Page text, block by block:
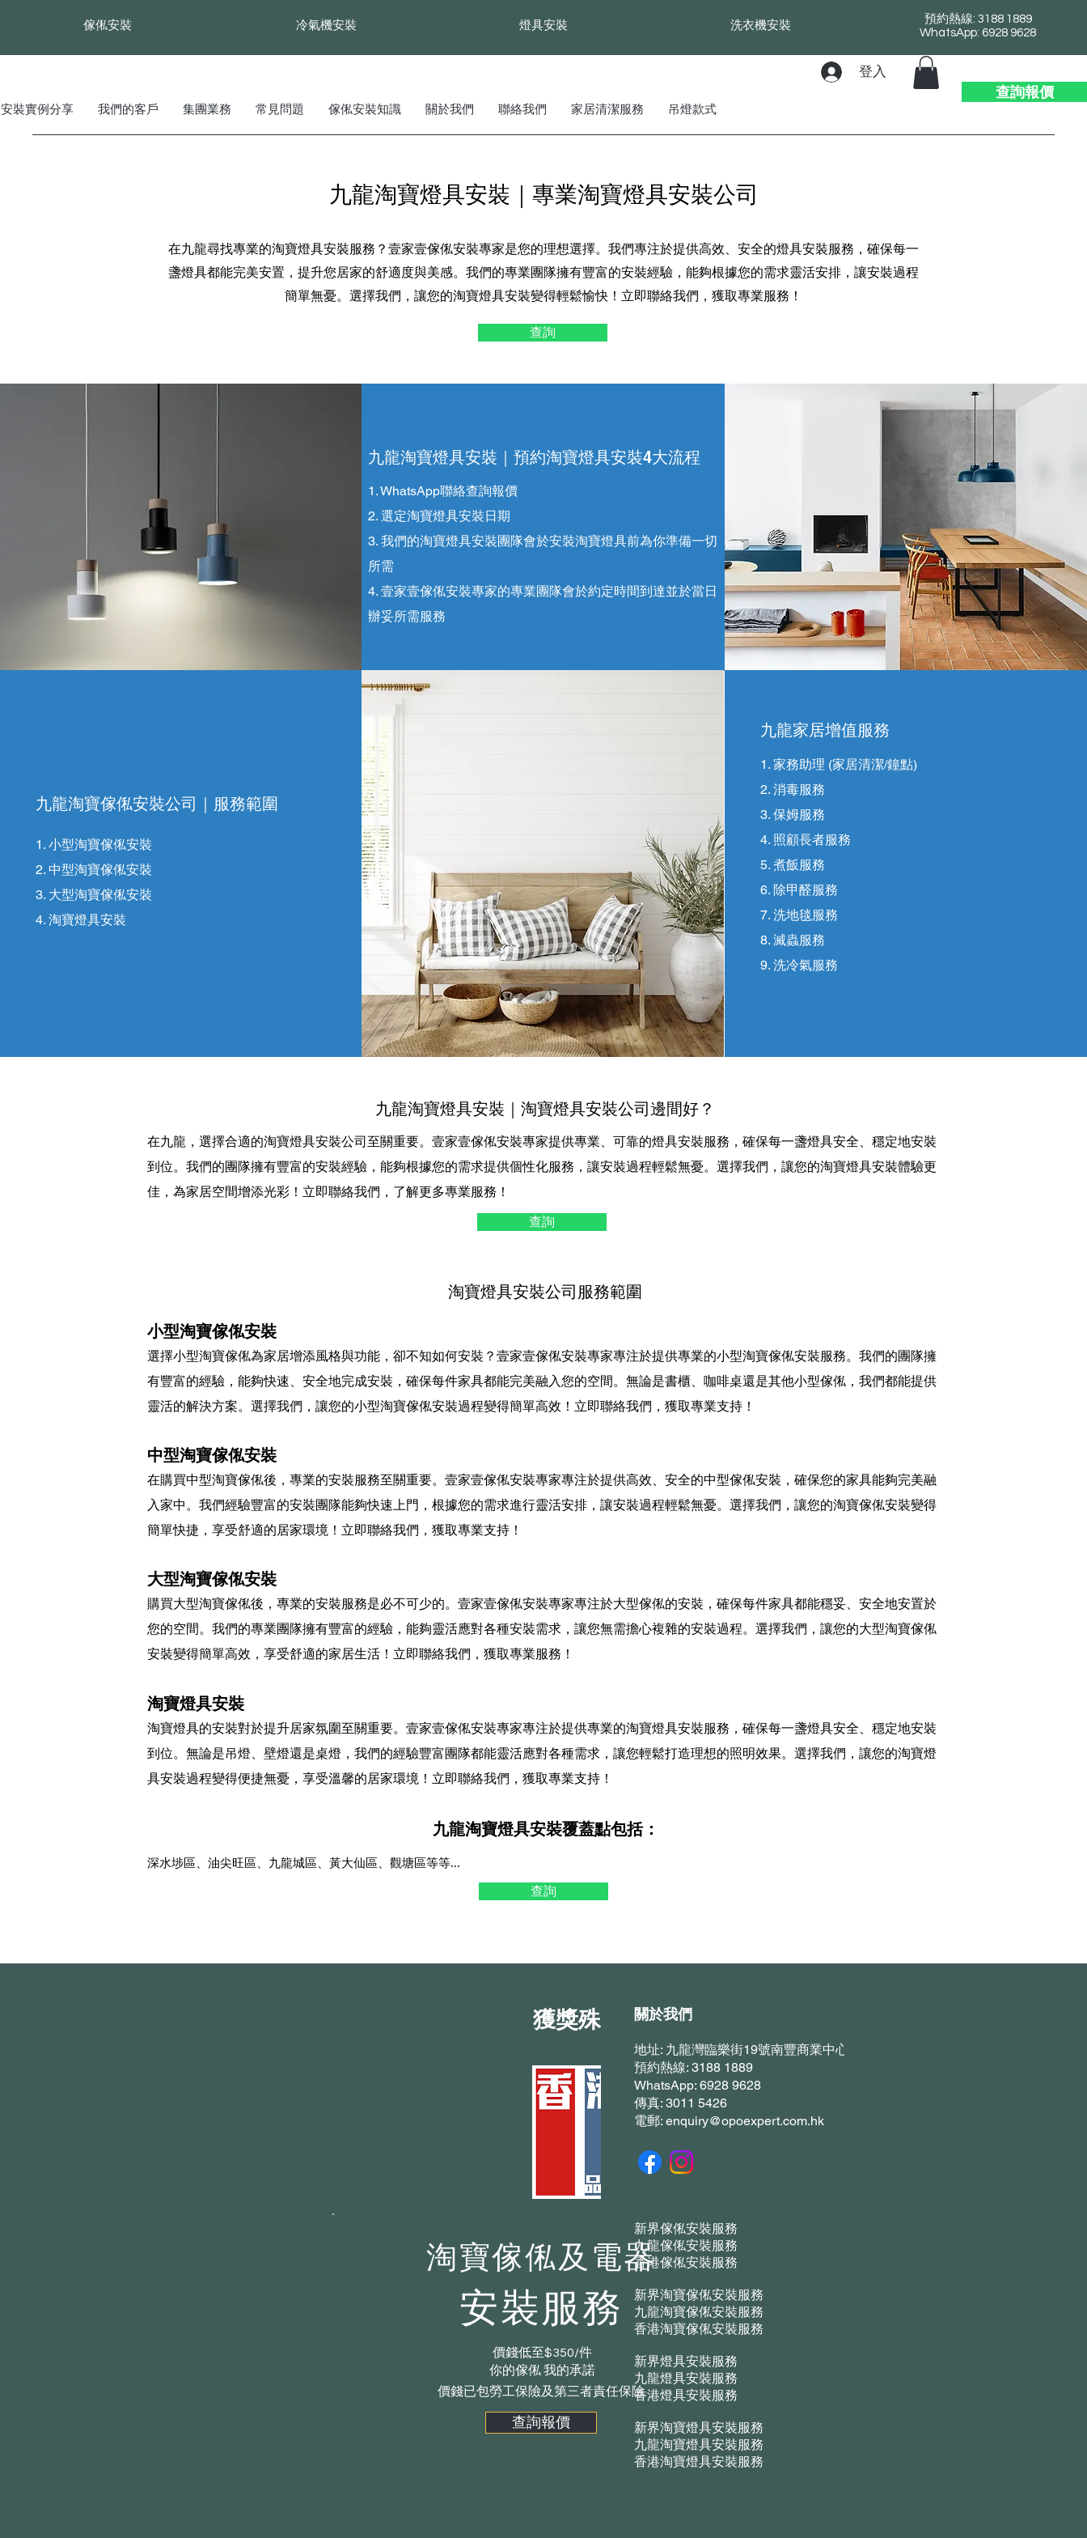
傢俬安裝 冷氣機安裝 燈具安裝 洗衣機安裝
預約熱線: 3188 1889
WhatsApp: 6928 9628
安裝實例分享 我們的客戶 集團業務 常見問題 傢俬安裝知識 關於我們 聯絡我們 家居清潔服務 吊燈款式
查詢報價
登入
九龍淘寶燈具安裝｜專業淘寶燈具安裝公司
在九龍尋找專業的淘寶燈具安裝服務？壹家壹傢俬安裝專家是您的理想選擇。我們專注於提供高效、安全的燈具安裝服務，確保每一
盞燈具都能完美安置，提升您居家的舒適度與美感。我們的專業團隊擁有豐富的安裝經驗，能夠根據您的需求靈活安排，讓安裝過程
簡單無憂。選擇我們，讓您的淘寶燈具安裝變得輕鬆愉快！立即聯絡我們，獲取專業服務！
查詢
九龍淘寶燈具安裝｜預約淘寶燈具安裝4大流程
1. WhatsApp聯絡查詢報價
2. 選定淘寶燈具安裝日期
3. 我們的淘寶燈具安裝團隊會於安裝淘寶燈具前為你準備一切
所需
4. ​壹家壹傢俬安裝專家的專業團隊會於約定時間到達並於當日
辦妥所需服務
九龍淘寶傢俬安裝公司｜ 服務範圍
1. 小型淘寶傢俬安裝
2. 中型淘寶傢俬安裝
3. 大型淘寶傢俬安裝
4. 淘寶燈具安裝
九龍家居增值服務
1. 家務助理 (家居清潔/鐘點)
2. 消毒服務
3. 保姆服務
4. 照顧長者服務
5. 煮飯服務
6. 除甲醛服務
7. 洗地毯服務
8. 滅蟲服務
9. 洗冷氣服務
九龍淘寶燈具安裝｜淘寶燈具安裝公司邊間好？
在九龍，選擇合適的淘寶燈具安裝公司至關重要。壹家壹傢俬安裝專家提供專業、可靠的燈具安裝服務，確保每一盞燈具安全、穩定地安裝
到位。我們的團隊擁有豐富的安裝經驗，能夠根據您的需求提供個性化服務，讓安裝過程輕鬆無憂。選擇我們，讓您的淘寶燈具安裝體驗更
佳，為家居空間增添光彩！立即聯絡我們，了解更多專業服務！
查詢
淘寶燈具安裝公司服務範圍
小型淘寶傢俬安裝
選擇小型淘寶傢俬為家居增添風格與功能，卻不知如何安裝？壹家壹傢俬安裝專家專注於提供專業的小型淘寶傢俬安裝服務。我們的團隊擁
有豐富的經驗，能夠快速、安全地完成安裝，確保每件家具都能完美融入您的空間。無論是書櫃、咖啡桌還是其他小型傢俬，我們都能提供
靈活的解決方案。選擇我們，讓您的小型淘寶傢俬安裝過程變得簡單高效！立即聯絡我們，獲取專業支持！
中型淘寶傢俬安裝
在購買中型淘寶傢俬後，專業的安裝服務至關重要。壹家壹傢俬安裝專家專注於提供高效、安全的中型傢俬安裝，確保您的家具能夠完美融
入家中。我們經驗豐富的安裝團隊能夠快速上門，根據您的需求進行靈活安排，讓安裝過程輕鬆無憂。選擇我們，讓您的淘寶傢俬安裝變得
簡單快捷，享受舒適的居家環境！立即聯絡我們，獲取專業支持！
大型淘寶傢俬安裝
購買大型淘寶傢俬後，專業的安裝服務是必不可少的。壹家壹傢俬安裝專家專注於大型傢俬的安裝，確保每件家具都能穩妥、安全地安置於
您的空間。我們的專業團隊擁有豐富的經驗，能夠靈活應對各種安裝需求，讓您無需擔心複雜的安裝過程。選擇我們，讓您的大型淘寶傢俬
安裝變得簡單高效，享受舒適的家居生活！立即聯絡我們，獲取專業服務！
淘寶燈具安裝
淘寶燈具的安裝對於提升居家氛圍至關重要。壹家壹傢俬安裝專家專注於提供專業的淘寶燈具安裝服務，確保每一盞燈具安全、穩定地安裝
到位。無論是吊燈、壁燈還是桌燈，我們的經驗豐富團隊都能靈活應對各種需求，讓您輕鬆打造理想的照明效果。選擇我們，讓您的淘寶燈
具安裝過程變得便捷無憂，享受溫馨的居家環境！立即聯絡我們，獲取專業支持！
九龍淘寶燈具安裝覆蓋點包括：
深水埗區、油尖旺區、九龍城區、黃大仙區、觀塘區等等...
查詢
​獲獎殊榮 關於我們
地址: 九龍灣臨樂街19號南豐商業中心916-917室
預約熱線: 3188 1889
WhatsApp: 6928 9628
傳真: 3011 5426
電郵: enquiry@opoexpert.com.hk
新界傢俬安裝服務
九龍傢俬安裝服務
香港傢俬安裝服務
新界淘寶傢俬安裝服務
九龍淘寶傢俬安裝服務
香港淘寶傢俬安裝服務
新界燈具安裝服務
九龍燈具安裝服務
香港燈具安裝服務
新界淘寶燈具安裝服務
九龍淘寶燈具安裝服務
香港淘寶燈具安裝服務
淘寶傢俬及電器
安裝服務
價錢低至$350/件
你的傢俬 我的承諾
​價錢已包勞工保險及第三者責任保險
查詢報價